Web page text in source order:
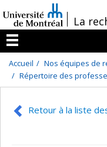
au
contenu
/La
Menu
Accueil
Nos équipes de
Répertoire des
Retour à la liste